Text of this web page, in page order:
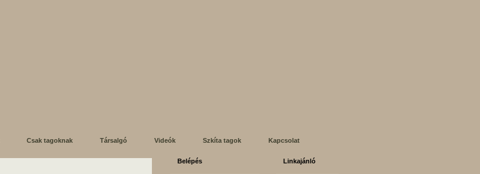
Csak tagoknak Társalgó Videók Szkíta tagok Kapcsolat
Belépés Linkajánló